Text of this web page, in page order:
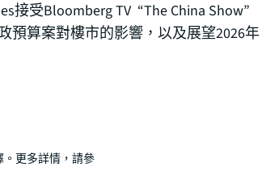
接受Bloomberg TV “The China Show”
預算案對樓市的影響，以及展望2026年
。更多詳情，請參